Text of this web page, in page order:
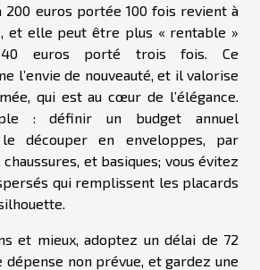
200 euros portée 100 fois revient à
et elle peut être plus « rentable »
40 euros porté trois fois. Ce
l’envie de nouveauté, et il valorise
qui est au cœur de l’élégance.
: définir un budget annuel
découper en enveloppes, par
et basiques; vous évitez
qui remplissent les placards
et mieux, adoptez un délai de 72
dépense non prévue, et gardez une